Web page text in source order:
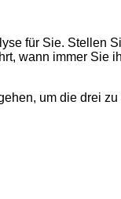
für Sie. Stellen
wann immer
um die drei